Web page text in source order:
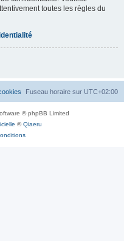
toutes les règles du
Fuseau horaire sur UTC+02:00
© phpBB Limited
©Qiaeru